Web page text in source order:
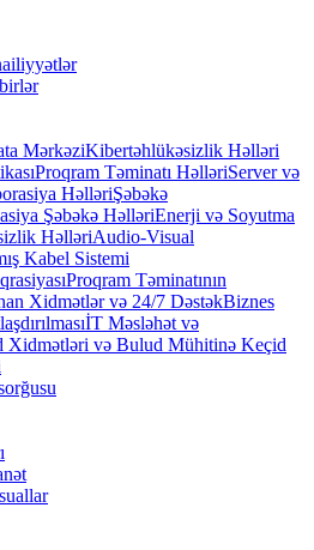
MərkəziKibertəhlükəsizlik Həlləri
Proqram Təminatı HəlləriServer və
HəlləriŞəbəkə
Şəbəkə HəlləriEnerji və Soyutma
HəlləriAudio-Visual
Kabel Sistemi
Proqram Təminatının
Xidmətlər və 24/7 DəstəkBiznes
İT Məsləhət və
Xidmətləri və Bulud Mühitinə Keçid